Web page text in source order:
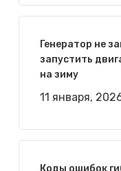
Генератор не
запустить
на зиму
11 января,